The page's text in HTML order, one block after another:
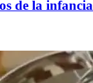
de la infancia